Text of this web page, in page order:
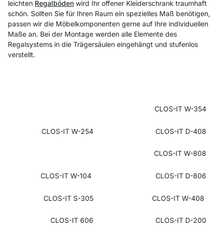
leichten Regalböden wird Ihr offener Kleiderschrank traumhaft
schön. Sollten Sie für Ihren Raum ein spezielles Maß benötigen,
passen wir die Möbelkomponenten gerne auf Ihre individuellen
Maße an. Bei der Montage werden alle Elemente des
Regalsystems in die Trägersäulen eingehängt und stufenlos
verstellt.
CLOS-IT W-354
CLOS-IT W-254 CLOS-IT D-408
CLOS-IT W-808
CLOS-IT W-104 CLOS-IT D-806
CLOS-IT S-305 CLOS-IT W-408
CLOS-IT 606 CLOS-IT D-200